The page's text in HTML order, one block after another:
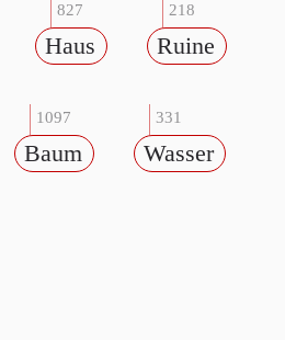
827
Haus
218
Ruine
1097
Baum
331
Wasser